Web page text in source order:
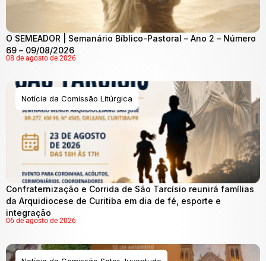
O SEMEADOR | Semanário Bíblico-Pastoral – Ano 2 – Número
69 – 09/08/2026
08 de agosto de 2026
Notícia da Comissão Litúrgica
Confraternização e Corrida de São Tarcísio reunirá famílias
da Arquidiocese de Curitiba em dia de fé, esporte e
integração
06 de agosto de 2026